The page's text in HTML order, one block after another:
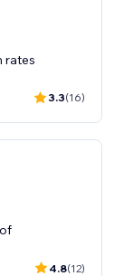
rates
3.3(16)
4.8(12)